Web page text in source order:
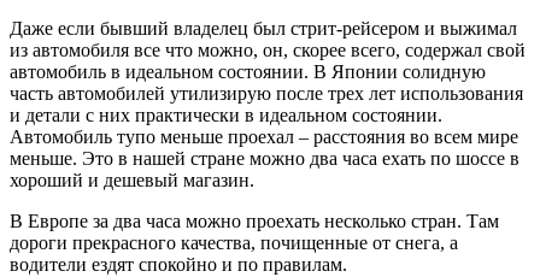
Даже если бывший владелец был стрит-рейсером и выжимал
из автомобиля все что можно, он, скорее всего, содержал свой
автомобиль в идеальном состоянии. В Японии солидную
часть автомобилей утилизирую после трех лет использования
и детали с них практически в идеальном состоянии.
Автомобиль тупо меньше проехал – расстояния во всем мире
меньше. Это в нашей стране можно два часа ехать по шоссе в
хороший и дешевый магазин.
В Европе за два часа можно проехать несколько стран. Там
дороги прекрасного качества, почищенные от снега, а
водители ездят спокойно и по правилам.